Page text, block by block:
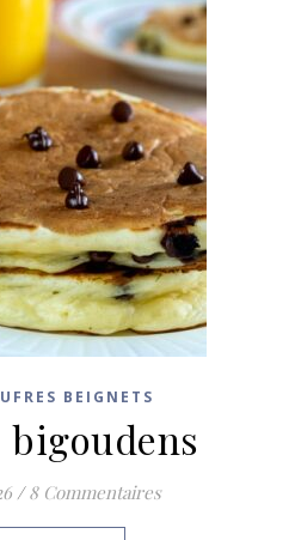
BEIGNETS
/ 8 Commentaires